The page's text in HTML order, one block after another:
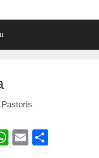
W E